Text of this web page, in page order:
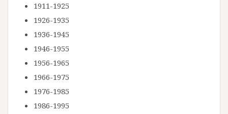
1911-1925
1926-1935
1936-1945
1946-1955
1956-1965
1966-1975
1976-1985
1986-1995